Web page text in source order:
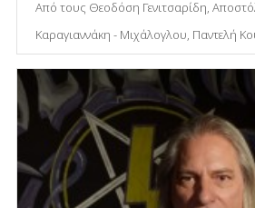
Από τους Θεοδόση Γενιτσαρίδη,
Καραγιαννάκη - Μιχάλογλου, Παντελή